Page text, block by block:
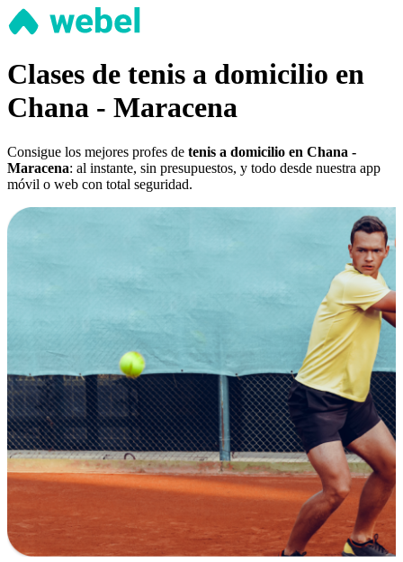
Clases de tenis a domicilio en
Chana - Maracena
Consigue los mejores profes de tenis a domicilio en Chana -
Maracena: al instante, sin presupuestos, y todo desde nuestra app
móvil o web con total seguridad.